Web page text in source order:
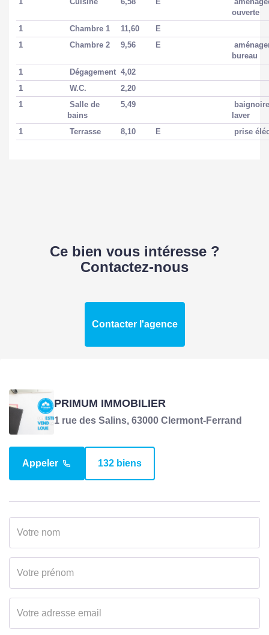
ouverte
1
Chambre 1 11,60
E
1
Chambre 2 9,56 E
bureau
1
Dégagement 4,02
1
W.C.
2,20
1
Salle de
bains
5,49
laver
1
Terrasse 8,10 E prise
Ce bien vous intéresse ?
Contactez-nous
Contacter l'agence
PRIMUM IMMOBILIER
1 rue des Salins, 63000 Clermont-Ferrand
Appeler 132 biens